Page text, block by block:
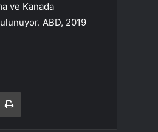
ve Kanada
ABD, 2019
ile paylaş Yazdır